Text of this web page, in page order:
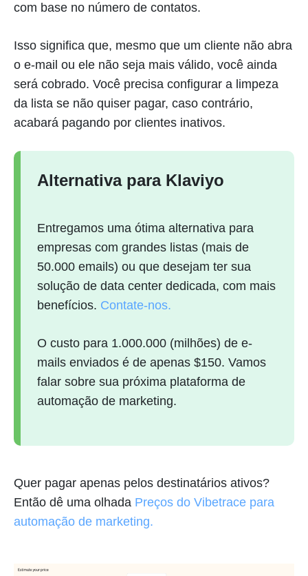
com base no número de contatos.
Isso significa que, mesmo que um cliente não abra
o e-mail ou ele não seja mais válido, você ainda
será cobrado. Você precisa configurar a limpeza
da lista se não quiser pagar, caso contrário,
acabará pagando por clientes inativos.
Alternativa para Klaviyo
Entregamos uma ótima alternativa para
empresas com grandes listas (mais de
50.000 emails) ou que desejam ter sua
solução de data center dedicada, com mais
benefícios. Contate-nos.
O custo para 1.000.000 (milhões) de e-
mails enviados é de apenas $150. Vamos
falar sobre sua próxima plataforma de
automação de marketing.
Quer pagar apenas pelos destinatários ativos?
Então dê uma olhada Preços do Vibetrace para
automação de marketing.